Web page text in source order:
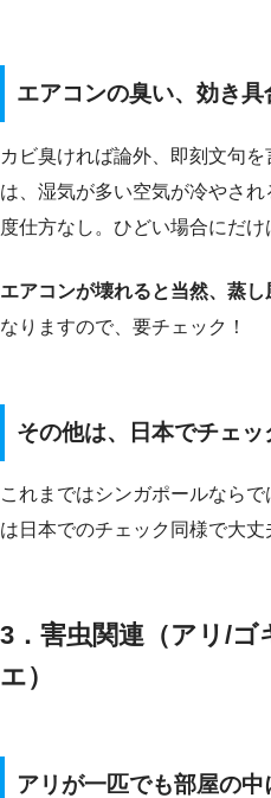
エアコンの臭い、効き具
カビ臭ければ論外、即刻文句
は、湿気が多い空気が冷やさ
度仕方なし。ひどい場合にだけ
エアコンが壊れると当然、蒸し
なりますので、要チェック！
その他は、日本でチェッ
これまではシンガポールなら
は日本でのチェック同様で大
3．害虫関連（アリ/
エ）
アリが一匹でも部屋の